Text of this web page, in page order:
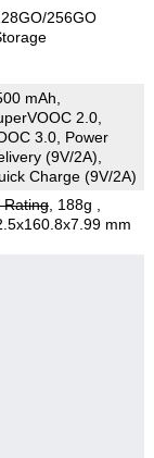
256GO
mAh,
2.0,
3.0, Power
(9V/2A),
Charge (9V/2A)
Rating, 188g
mm